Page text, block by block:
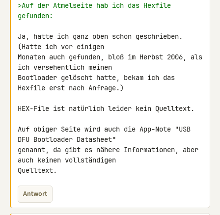
>Auf der Atmelseite hab ich das Hexfile
gefunden:
Ja, hatte ich ganz oben schon geschrieben.
(Hatte ich vor einigen
Monaten auch gefunden, bloß im Herbst 2006, als
ich versehentlich meinen
Bootloader gelöscht hatte, bekam ich das
Hexfile erst nach Anfrage.)
HEX-File ist natürlich leider kein Quelltext.
Auf obiger Seite wird auch die App-Note "USB
DFU Bootloader Datasheet"
genannt, da gibt es nähere Informationen, aber
auch keinen vollständigen
Quelltext.
Antwort